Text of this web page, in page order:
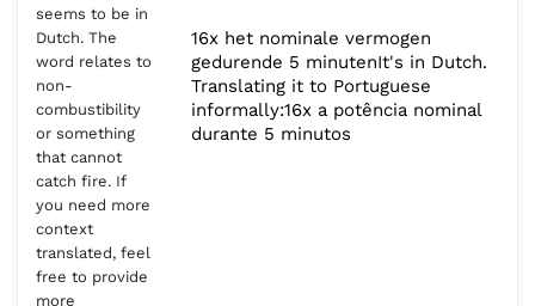
seems to be in
Dutch. The
word relates to
non-
combustibility
or something
that cannot
catch fire. If
you need more
context
translated, feel
free to provide
more
16x het nominale vermogen
gedurende 5 minutenIt's in Dutch.
Translating it to Portuguese
informally:16x a potência nominal
durante 5 minutos